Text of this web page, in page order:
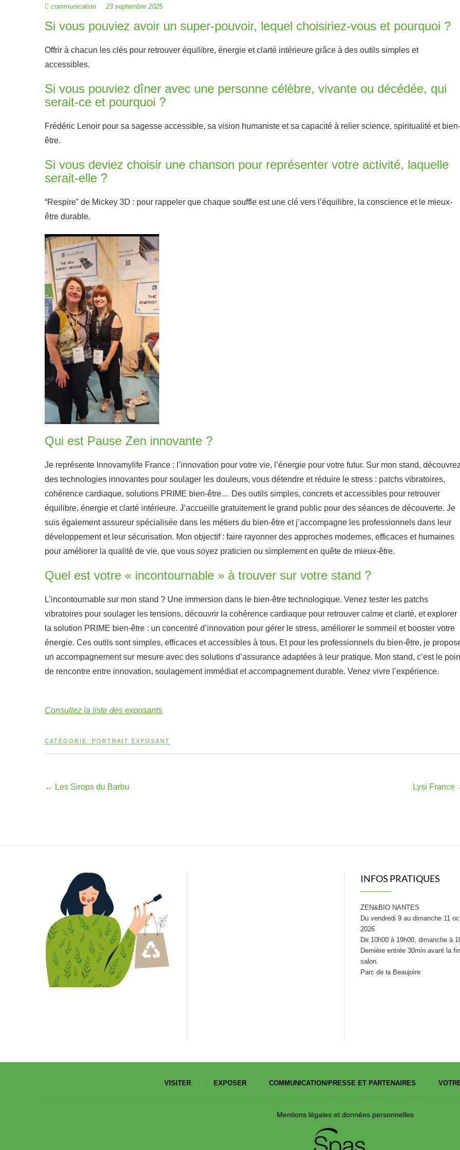
communication 23 septembre 2025
Si vous pouviez avoir un super-pouvoir, lequel choisiriez-vous et pourquoi ?
Offrir à chacun les clés pour retrouver équilibre, énergie et clarté intérieure grâce à des outils simples et
accessibles.
Si vous pouviez dîner avec une personne célèbre, vivante ou décédée, qui
serait-ce et pourquoi ?
Frédéric Lenoir pour sa sagesse accessible, sa vision humaniste et sa capacité à relier science, spiritualité et bien-
être.
Si vous deviez choisir une chanson pour représenter votre activité, laquelle
serait-elle ?
“Respire” de Mickey 3D : pour rappeler que chaque souffle est une clé vers l’équilibre, la conscience et le mieux-
être durable.
Qui est Pause Zen innovante ?
Je représente Innovamylife France : l’innovation pour votre vie, l’énergie pour votre futur. Sur mon stand,
des technologies innovantes pour soulager les douleurs, vous détendre et réduire le stress : patchs vibratoires,
cohérence cardiaque, solutions PRIME bien-être… Des outils simples, concrets et accessibles pour retrouver
équilibre, énergie et clarté intérieure. J’accueille gratuitement le grand public pour des séances de découverte. Je
suis également assureur spécialisée dans les métiers du bien-être et j’accompagne les professionnels dans leur
développement et leur sécurisation. Mon objectif : faire rayonner des approches modernes, efficaces et humaines
pour améliorer la qualité de vie, que vous soyez praticien ou simplement en quête de mieux-être.
Quel est votre « incontournable » à trouver sur votre stand ?
L’incontournable sur mon stand ? Une immersion dans le bien-être technologique. Venez tester les patchs
vibratoires pour soulager les tensions, découvrir la cohérence cardiaque pour retrouver calme et clarté, et explorer
la solution PRIME bien-être : un concentré d’innovation pour gérer le stress, améliorer le sommeil et booster votre
énergie. Ces outils sont simples, efficaces et accessibles à tous. Et pour les professionnels du bien-être, je
un accompagnement sur mesure avec des solutions d’assurance adaptées à leur pratique. Mon stand, c’est le
de rencontre entre innovation, soulagement immédiat et accompagnement durable. Venez vivre l’expérience.
Consultez la liste des exposants
CATÉGORIE : PORTRAIT EXPOSANT
← Les Sirops du Barbu Lysi France
INFOS PRATIQUES
ZEN&BIO NANTES
Du vendredi 9 au dimanche 11
2026
De 10h00 à 19h00, dimanche à
Dernière entrée 30min avant la
salon.
Parc de la Beaujoire
VISITER EXPOSER COMMUNICATION/PRESSE ET PARTENAIRES
Mentions légales et données personnelles